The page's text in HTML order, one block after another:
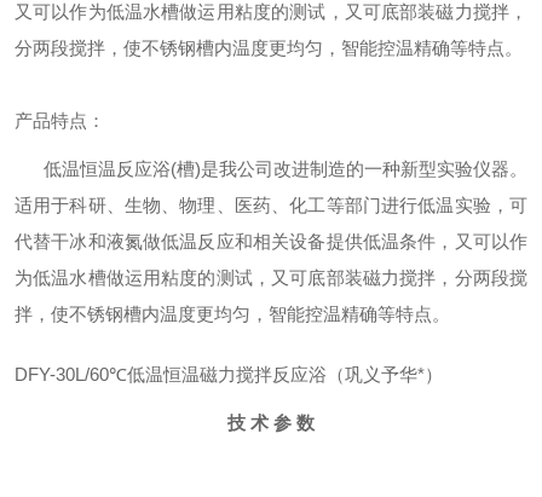
又可以作为低温水槽做运用粘度的测试，又可底部装磁力搅拌，
分两段搅拌，使不锈钢槽内温度更均匀，智能控温精确等特点。
产品特点：
低温恒温反应浴(槽)是我公司改进制造的一种新型实验仪器。
适用于科研、生物、物理、医药、化工等部门进行低温实验，可
代替干冰和液氮做低温反应和相关设备提供低温条件，又可以作
为低温水槽做运用粘度的测试，又可底部装磁力搅拌，分两段搅
拌，使不锈钢槽内温度更均匀，智能控温精确等特点。
DFY-30L/60℃低温恒温磁力搅拌反应浴（巩义予华*）
技 术 参 数